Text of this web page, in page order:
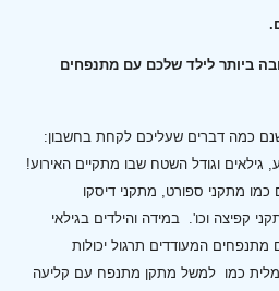
ביותר לילד שלכם עם מתנפחים
כמה דברים שעליכם לקחת בחשבון:
גילאים וגודל השטח שבו מתקיים האירוע!
כמו מתקני ספורט, מתקני דיסקו
קפיצה וכו'. במידה והילדים בגילאי
המעודדים תרגול יכולות
כמו למשל מתקן מתנפח עם קליעה